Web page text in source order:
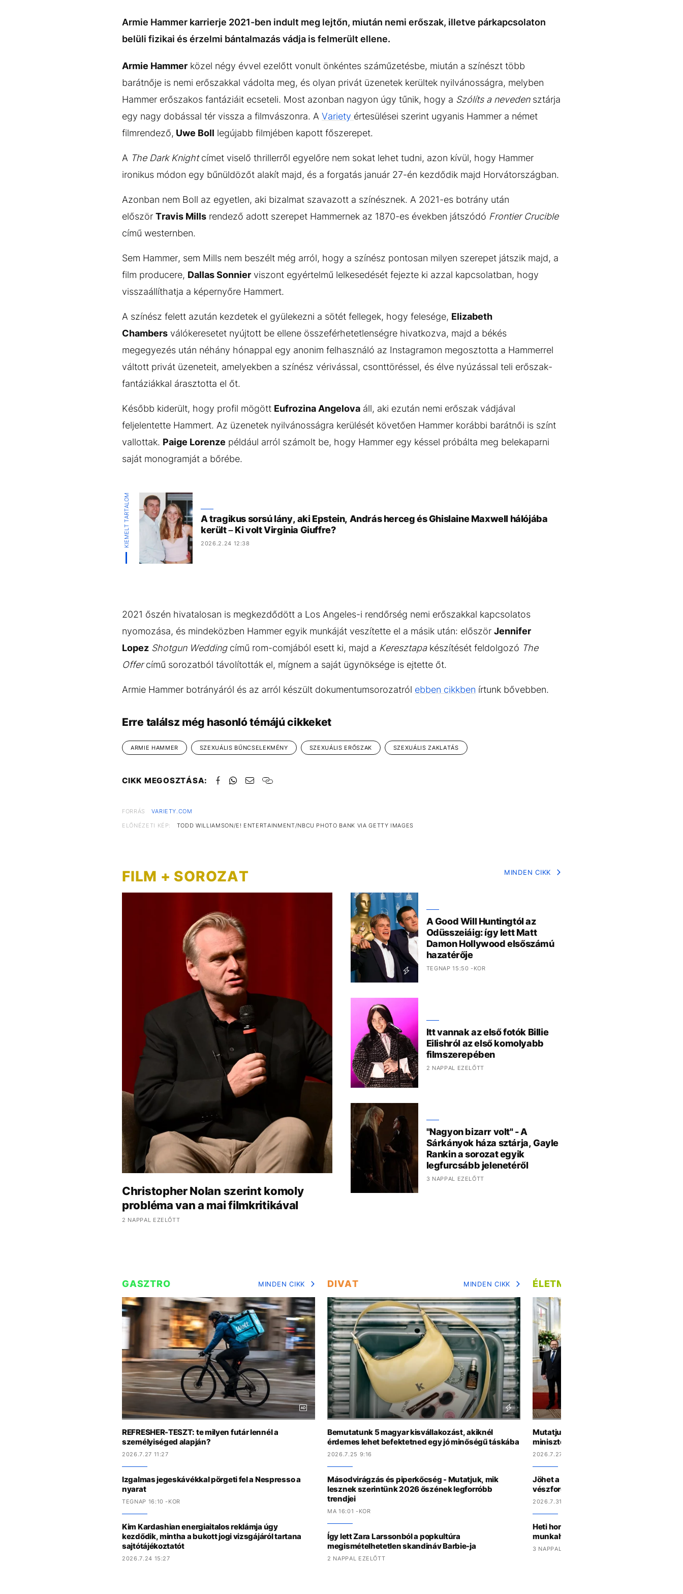
KvízMédiaajánlatImpresszum
Armie Hammer karrierje 2021-ben indult meg lejtőn, miután nemi erőszak, illetve párkapcsolaton
belüli fizikai és érzelmi bántalmazás vádja is felmerült ellene.
Armie Hammer közel négy évvel ezelőtt vonult önkéntes száműzetésbe, miután a színészt több
barátnője is nemi erőszakkal vádolta meg, és olyan privát üzenetek kerültek nyilvánosságra, melyben
Hammer erőszakos fantáziáit ecseteli. Most azonban nagyon úgy tűnik, hogy a Szólíts a nevedensztárja
egy nagy dobással tér vissza a filmvászonra. A Variety értesülései szerint ugyanis Hammer a német
filmrendező, Uwe Boll legújabb filmjében kapott főszerepet.
A The Dark Knightcímet viselő thrillerről egyelőre nem sokat lehet tudni, azon kívül, hogy Hammer
ironikus módon egy bűnüldözőt alakít majd, és a forgatás január 27-én kezdődik majd Horvátországban.
Azonban nem Boll az egyetlen, aki bizalmat szavazott a színésznek. A 2021-es botrány után
először Travis Mills rendező adott szerepet Hammernek az 1870-es években játszódó Frontier Crucible
című westernben.
Sem Hammer, sem Mills nem beszélt még arról, hogy a színész pontosan milyen szerepet játszik majd, a
film producere, Dallas Sonnier viszont egyértelmű lelkesedését fejezte ki azzal kapcsolatban, hogy
visszaállíthatja a képernyőre Hammert.
A színész felett azután kezdetek el gyülekezni a sötét fellegek, hogy felesége, Elizabeth
Chambers válókeresetet nyújtott be ellene összeférhetetlenségre hivatkozva, majd a békés
megegyezés után néhány hónappal egy anonim felhasználó az Instagramon megosztotta a Hammerrel
váltott privát üzeneteit, amelyekben a színész vérivással, csonttöréssel, és élve nyúzással teli erőszak-
fantáziákkal árasztotta el őt.
Később kiderült, hogy profil mögött Eufrozina Angelova áll, aki ezután nemi erőszak vádjával
feljelentette Hammert. Az üzenetek nyilvánosságra kerülését követően Hammer korábbi barátnői is színt
vallottak. Paige Lorenze például arról számolt be, hogy Hammer egy késsel próbálta meg belekaparni
saját monogramját a bőrébe.
KIEMELT TARTALOM
A tragikus sorsú lány, aki Epstein, András herceg és Ghislaine Maxwell hálójába
került – Ki volt Virginia Giuffre?
2026.2.24 12:38
2021 őszén hivatalosan is megkezdődött a Los Angeles-i rendőrség nemi erőszakkal kapcsolatos
nyomozása, és mindeközben Hammer egyik munkáját veszítette el a másik után: először Jennifer
Lopez Shotgun Weddingcímű rom-comjából esett ki, majd a Keresztapa készítését feldolgozó The
Offercímű sorozatból távolították el, mígnem a saját ügynöksége is ejtette őt.
Armie Hammer botrányáról és az arról készült dokumentumsorozatról ebben cikkben írtunk bővebben.
Erre találsz még hasonló témájú cikkeket
ARMIE HAMMER SZEXUÁLIS BŰNCSELEKMÉNY SZEXUÁLIS ERŐSZAK SZEXUÁLIS ZAKLATÁS
CIKK MEGOSZTÁSA:
FORRÁS
VARIETY.COM
ELŐNÉZETI KÉP:
TODD WILLIAMSON/E! ENTERTAINMENT/NBCU PHOTO BANK VIA GETTY IMAGES
FILM + SOROZAT MINDEN CIKK
Christopher Nolan szerint komoly
probléma van a mai filmkritikával
2 NAPPAL EZELŐTT
A Good Will Huntingtól az
Odüsszeiáig: így lett Matt
Damon Hollywood elsőszámú
hazatérője
TEGNAP 15:50 -KOR
Itt vannak az első fotók Billie
Eilishról az első komolyabb
filmszerepében
2 NAPPAL EZELŐTT
"Nagyon bizarr volt" - A
Sárkányok háza sztárja, Gayle
Rankin a sorozat egyik
legfurcsább jelenetéről
3 NAPPAL EZELŐTT
GASZTRO MINDEN CIKK
REFRESHER-TESZT: te milyen futár lennél a
személyiséged alapján?
2026.7.27 11:27
Izgalmas jegeskávékkal pörgeti fel a Nespresso a
nyarat
TEGNAP 16:10 -KOR
Kim Kardashian energiaitalos reklámja úgy
kezdődik, mintha a bukott jogi vizsgájáról tartana
sajtótájékoztatót
2026.7.24 15:27
DIVAT MINDEN CIKK
Bemutatunk 5 magyar kisvállakozást, akiknél
érdemes lehet befektetned egy jó minőségű táskába
2026.7.25 9:16
Másodvirágzás és piperkőcség - Mutatjuk, mik
lesznek szerintünk 2026 őszének legforróbb
trendjei
MA 16:01 -KOR
Így lett Zara Larssonból a popkultúra
megismételhetetlen skandináv Barbie-ja
2 NAPPAL EZELŐTT
ÉLETMÓD
Mutatjuk, te Magyar Péter kormányából
miniszter lennél a horoszkópod alapján
2026.7.27 15:44
Jöhet a háromórás áramszünet? Így
vészforgatókönyv Magyarországon
2026.7.31 15:27
Heti horoszkóp: a Skorpiók randizni
munkahelyi krásst, a Kosok új barátokat
3 NAPPAL EZELŐTT